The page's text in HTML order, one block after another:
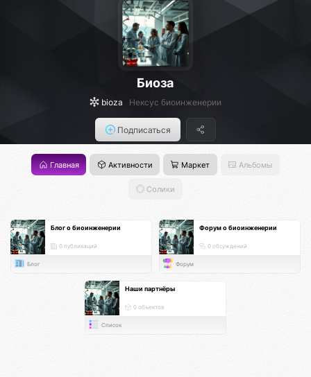
Биоза
bioza Нексус биоинженерии
Подписаться
Главная Активности Маркет Альбомы
Солики
Блог о биоинженерии
0 публикаций
Блог
Форум о биоинженерии
0 обсуждений
Форум
Наши партнёры
0 объектов
Список